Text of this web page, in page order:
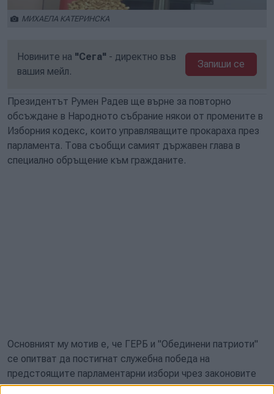
МИХАЕЛА КАТЕРИНСКА
Новините на "Сега" - директно във
вашия мейл.
Запиши се
Президентът Румен Радев ще върне за повторно
обсъждане в Народното събрание някои от промените в
Изборния кодекс, които управляващите прокараха през
парламента. Това съобщи самият държавен глава в
специално обръщение към гражданите.
Основният му мотив е, че ГЕРБ и "Обединени патриоти"
се опитват да постигнат служебна победа на
предстоящите парламентарни избори чрез законовите
поправки.